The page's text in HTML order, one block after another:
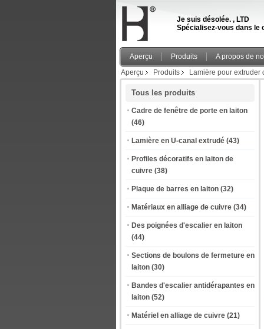
Je suis désolée. , LTD
Spécialisez-vous dans le
Aperçu Produits A propos de
Aperçu
Produits Lamière pour extruder
Tous les produits
Cadre de fenêtre de porte en laiton
(46)
Lamière en U-canal extrudé (43)
Profiles décoratifs en laiton de
cuivre (38)
Plaque de barres en laiton (32)
Matériaux en alliage de cuivre (34)
Des poignées d'escalier en laiton
(44)
Sections de boulons de fermeture en
laiton (30)
Bandes d'escalier antidérapantes en
laiton (52)
Matériel en alliage de cuivre (21)